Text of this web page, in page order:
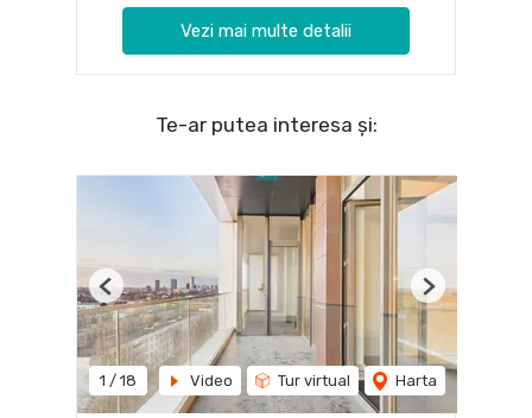
Vezi mai multe detalii
Te-ar putea interesa și:
1 / 18 Video Tur virtual Harta
Previous Next